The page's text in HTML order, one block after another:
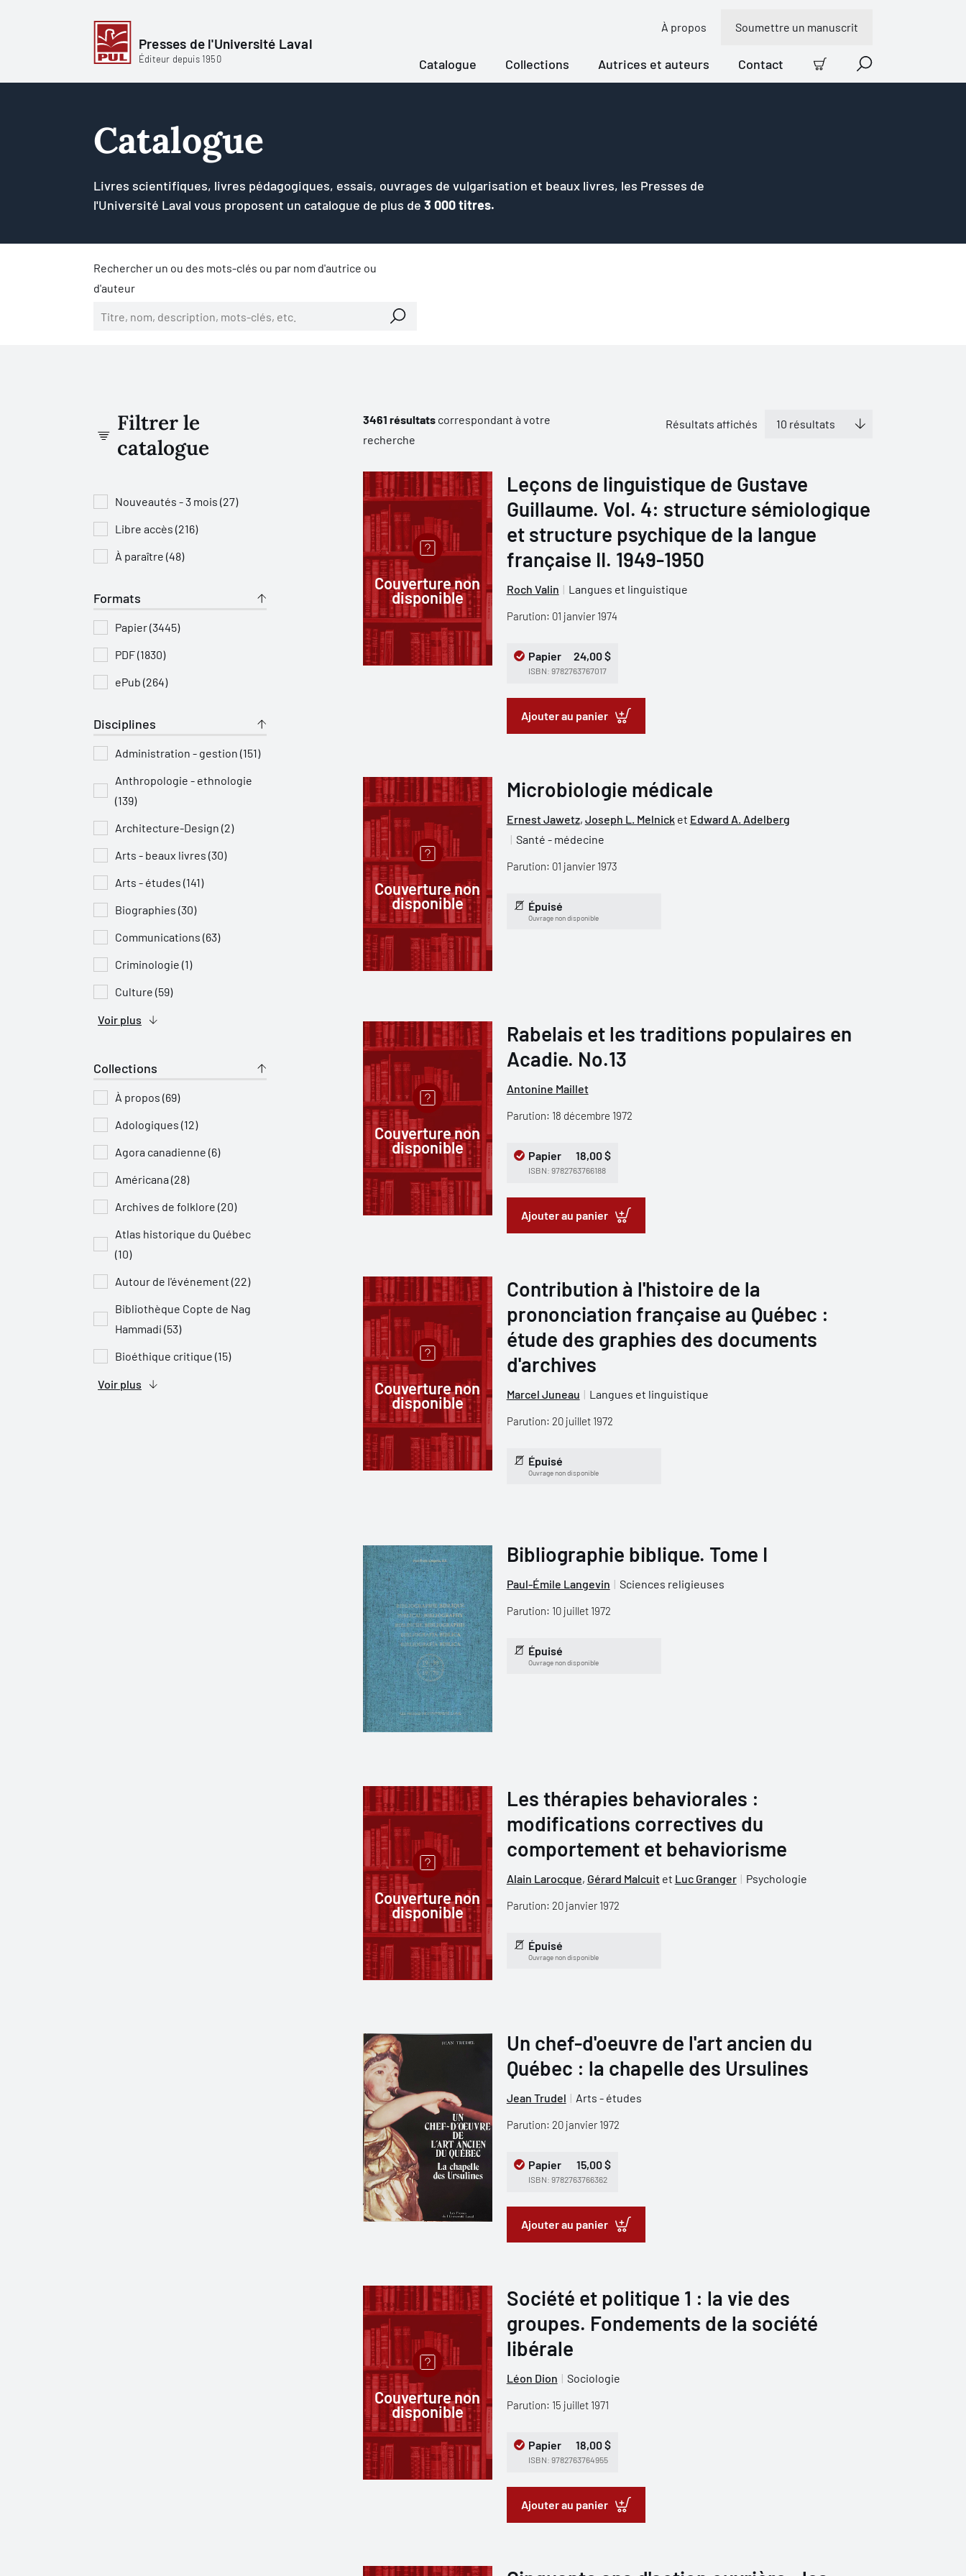
Presses de l'Université Laval
Éditeur depuis 1950
À propos Soumettre un manuscrit
Catalogue Collections Autrices et auteurs Contact
Panier Recherche
Catalogue
Livres scientifiques, livres pédagogiques, essais, ouvrages de vulgarisation et beaux livres, les Presses de
l'Université Laval vous proposent un catalogue de plus de 3 000 titres.
Rechercher un ou des mots-clés ou par nom d'autrice ou
d'auteur
Filtrer le
catalogue
Nouveautés - 3 mois (27)
Libre accès (216)
À paraître (48)
Formats
Papier (3445)
PDF (1830)
ePub (264)
Disciplines
Administration - gestion (151)
Anthropologie - ethnologie
(139)
Architecture-Design (2)
Arts - beaux livres (30)
Arts - études (141)
Biographies (30)
Communications (63)
Criminologie (1)
Culture (59)
Voir plus
Collections
À propos (69)
Adologiques (12)
Agora canadienne (6)
Américana (28)
Archives de folklore (20)
Atlas historique du Québec
(10)
Autour de l'événement (22)
Bibliothèque Copte de Nag
Hammadi (53)
Bioéthique critique (15)
Voir plus
3461 résultatscorrespondant à votre
recherche
Résultats affichés
Couverture non
disponible
Leçons de linguistique de Gustave
Guillaume. Vol. 4: structure sémiologique
et structure psychique de la langue
française II. 1949-1950
Roch Valin Langues et linguistique
Parution: 01 janvier 1974
Papier 24,00 $
ISBN: 9782763767017
Ajouter au panier
Couverture non
disponible
Microbiologie médicale
Ernest Jawetz, Joseph L. Melnicket Edward A. Adelberg
Santé - médecine
Parution: 01 janvier 1973
Épuisé
Ouvrage non disponible
Couverture non
disponible
Rabelais et les traditions populaires en
Acadie. No.13
Antonine Maillet
Parution: 18 décembre 1972
Papier 18,00 $
ISBN: 9782763766188
Ajouter au panier
Couverture non
disponible
Contribution à l'histoire de la
prononciation française au Québec :
étude des graphies des documents
d'archives
Marcel Juneau Langues et linguistique
Parution: 20 juillet 1972
Épuisé
Ouvrage non disponible
Bibliographie biblique. Tome I
Paul-Émile Langevin Sciences religieuses
Parution: 10 juillet 1972
Épuisé
Ouvrage non disponible
Couverture non
disponible
Les thérapies behaviorales :
modifications correctives du
comportement et behaviorisme
Alain Larocque, Gérard Malcuitet Luc Granger Psychologie
Parution: 20 janvier 1972
Épuisé
Ouvrage non disponible
Un chef-d'oeuvre de l'art ancien du
Québec : la chapelle des Ursulines
Jean Trudel Arts - études
Parution: 20 janvier 1972
Papier 15,00 $
ISBN: 9782763766362
Ajouter au panier
Couverture non
disponible
Société et politique 1 : la vie des
groupes. Fondements de la société
libérale
Léon Dion Sociologie
Parution: 15 juillet 1971
Papier 18,00 $
ISBN: 9782763764955
Ajouter au panier